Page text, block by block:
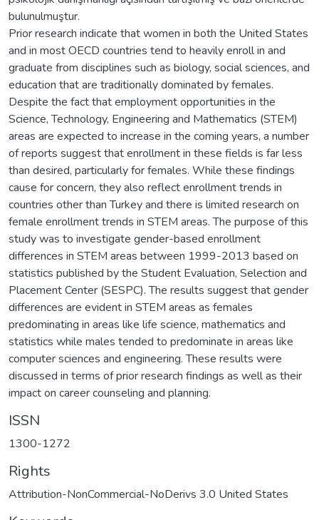
bulunulmuştur.
Prior research indicate that women in both the United States
and in most OECD countries tend to heavily enroll in and
graduate from disciplines such as biology, social sciences, and
education that are traditionally dominated by females.
Despite the fact that employment opportunities in the
Science, Technology, Engineering and Mathematics (STEM)
areas are expected to increase in the coming years, a number
of reports suggest that enrollment in these fields is far less
than desired, particularly for females. While these findings
cause for concern, they also reflect enrollment trends in
countries other than Turkey and there is limited research on
female enrollment trends in STEM areas. The purpose of this
study was to investigate gender-based enrollment
differences in STEM areas between 1999-2013 based on
statistics published by the Student Evaluation, Selection and
Placement Center (SESPC). The results suggest that gender
differences are evident in STEM areas as females
predominating in areas like life science, mathematics and
statistics while males tended to predominate in areas like
computer sciences and engineering. These results were
discussed in terms of prior research findings as well as their
impact on career counseling and planning.
ISSN
1300-1272
Rights
Attribution-NonCommercial-NoDerivs 3.0 United States